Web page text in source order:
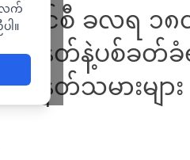
လက်
ါ။ောင်စီ ခလရ ၁
သေနတ်နဲ့ပစ်ခတ်
နတ်သမားမျာ